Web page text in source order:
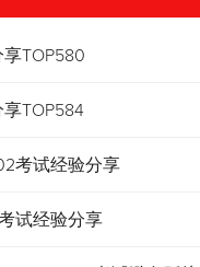
TOP580
TOP584
考试经验分享
试经验分享